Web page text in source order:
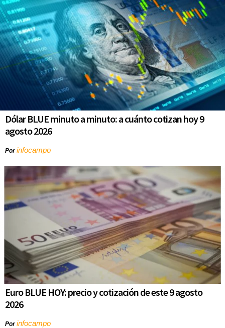
Dólar BLUE minuto a minuto: a cuánto cotizan hoy 9
agosto 2026
Porinfocampo
Euro BLUE HOY: precio y cotización de este 9 agosto
2026
Porinfocampo